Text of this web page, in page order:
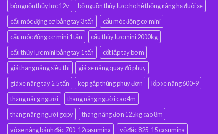
bộ nguồn thủy lực 12v
bộ nguồn thủy lực cho hệ thống nâng hạ đuôi xe
cẩu móc động cơ bằng tay 3 tấn
cẩu móc động cơ mini
cẩu móc động cơ mini 1 tấn
cẩu thủy lực mini 2000kg
cẩu thủy lực mini bằng tay 1 tấn
cốt lắp tay bơm
giá thang nâng siêu thị
giá xe nâng quay đổ phuy
giá xe nâng tay 2.5 tấn
kẹp gắp thùng phuy đơn
lốp xe nâng 600-9
thang nâng người
thang nâng người cao 4m
thang nâng người gopy
thang nâng đơn 125kg cao 8m
vỏ xe nâng bánh đặc 700-12casumina
vỏ đặc 825-15 casumina